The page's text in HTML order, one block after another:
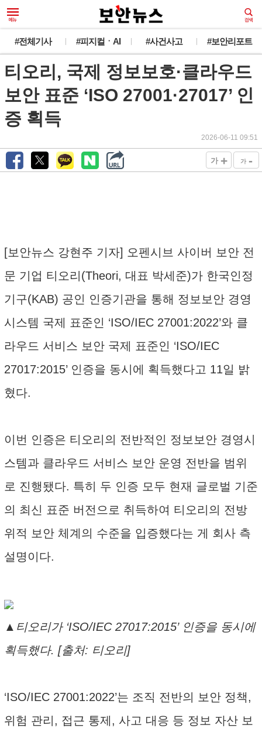
#전체기사 #피지컬ㆍAI #사건사고 #보안리포트
티오리, 국제 정보보호·클라우드
보안 표준 ‘ISO 27001·27017’ 인
증 획득
2026-06-11 09:51
가 + 가 -
[보안뉴스 강현주 기자] 오펜시브 사이버 보안 전
문 기업 티오리(Theori, 대표 박세준)가 한국인정
기구(KAB) 공인 인증기관을 통해 정보보안 경영
시스템 국제 표준인 ‘ISO/IEC 27001:2022’와 클
라우드 서비스 보안 국제 표준인 ‘ISO/IEC
27017:2015’ 인증을 동시에 획득했다고 11일 밝
혔다.
이번 인증은 티오리의 전반적인 정보보안 경영시
스템과 클라우드 서비스 보안 운영 전반을 범위
로 진행됐다. 특히 두 인증 모두 현재 글로벌 기준
의 최신 표준 버전으로 취득하여 티오리의 전방
위적 보안 체계의 수준을 입증했다는 게 회사 측
설명이다.
▲티오리가 ‘ISO/IEC 27017:2015’ 인증을 동시에
획득했다. [출처: 티오리]
‘ISO/IEC 27001:2022’는 조직 전반의 보안 정책,
위험 관리, 접근 통제, 사고 대응 등 정보 자산 보